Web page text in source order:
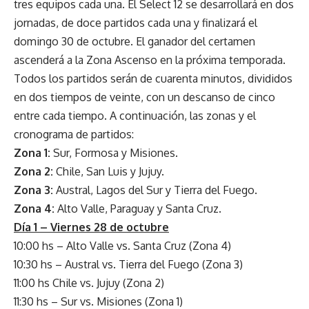
tres equipos cada una. El Select 12 se desarrollará en dos
jornadas, de doce partidos cada una y finalizará el
domingo 30 de octubre. El ganador del certamen
ascenderá a la Zona Ascenso en la próxima temporada.
Todos los partidos serán de cuarenta minutos, divididos
en dos tiempos de veinte, con un descanso de cinco
entre cada tiempo. A continuación, las zonas y el
cronograma de partidos:
Zona 1: Sur, Formosa y Misiones.
Zona 2: Chile, San Luis y Jujuy.
Zona 3: Austral, Lagos del Sur y Tierra del Fuego.
Zona 4: Alto Valle, Paraguay y Santa Cruz.
Día 1 – Viernes 28 de octubre
10:00 hs – Alto Valle vs. Santa Cruz (Zona 4)
10:30 hs – Austral vs. Tierra del Fuego (Zona 3)
11:00 hs Chile vs. Jujuy (Zona 2)
11:30 hs – Sur vs. Misiones (Zona 1)